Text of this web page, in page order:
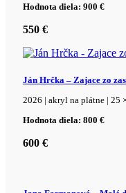
Hodnota diela: 900 €
550 €
Ján Hrčka – Zajace zo
2026 | akryl na plátne | 25
Hodnota diela: 800 €
600 €